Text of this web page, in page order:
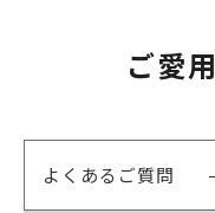
ご愛
よくあるご質問